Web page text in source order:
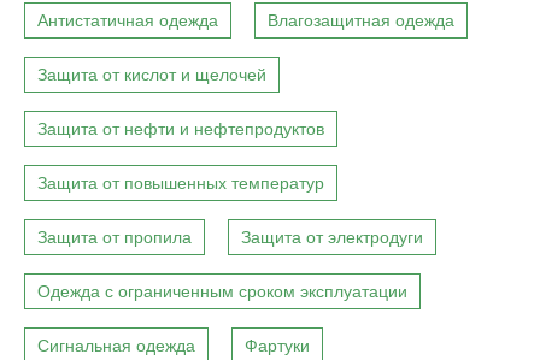
Антистатичная одежда Влагозащитная одежда
Защита от кислот и щелочей
Защита от нефти и нефтепродуктов
Защита от повышенных температур
Защита от пропила Защита от электродуги
Одежда с ограниченным сроком эксплуатации
Сигнальная одежда Фартуки